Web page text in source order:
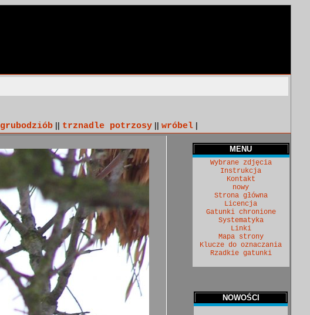
grubodziób trznadle potrzosy wróbel
MENU
Wybrane zdjęcia
Instrukcja
Kontakt
nowy
Strona główna
Licencja
Gatunki chronione
Systematyka
Linki
Mapa strony
Klucze do oznaczania
Rzadkie gatunki
NOWOŚCI